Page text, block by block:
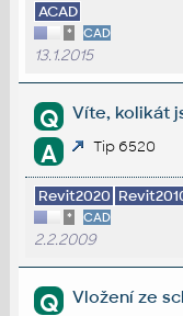
ACAD
* CAD
13.1.2015
Q Víte, kolikát
A Tip 6520
Revit2020
* CAD
2.2.2009
Q Vložení ze